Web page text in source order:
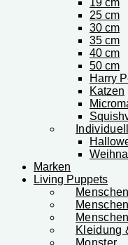
19 cm
25 cm
30 cm
35 cm
40 cm
50 cm
Harry
Katzen
Marken
Living Puppets
Kleidung
Monster